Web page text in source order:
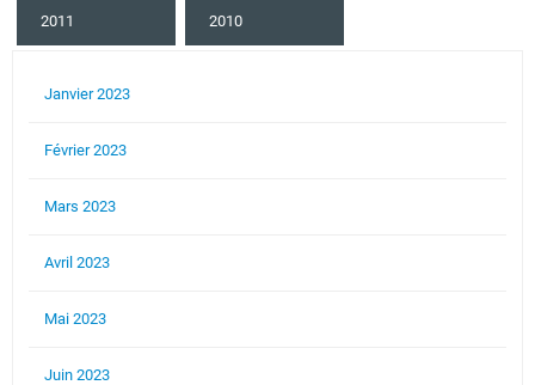
2011 2010
Janvier 2023
Février 2023
Mars 2023
Avril 2023
Mai 2023
Juin 2023